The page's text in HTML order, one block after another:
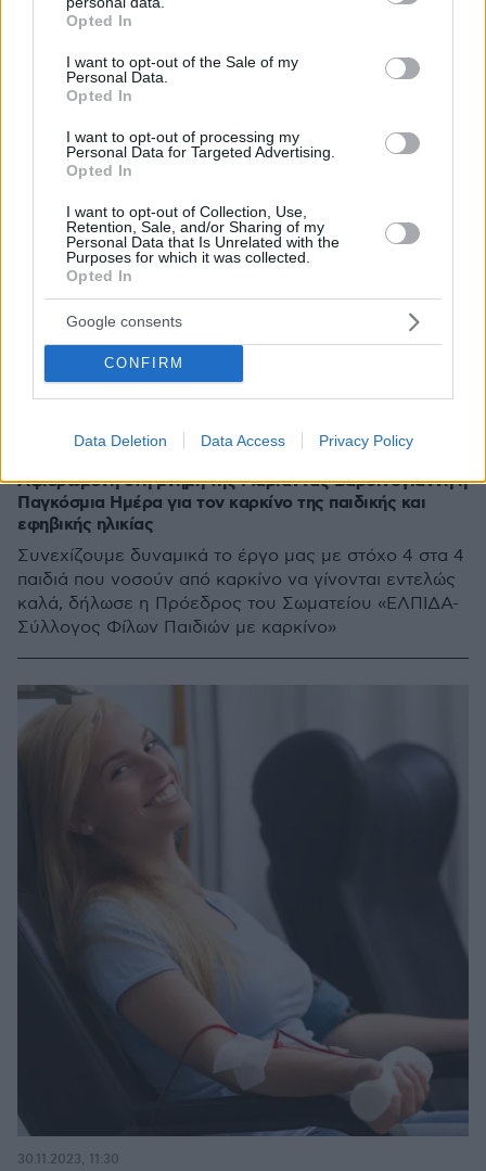
grant or deny consent to Google and its third-party tags to
use your data for below specified purposes in below Google
consent section.
Opted In
I want to opt-out of the Sale of my
Personal Data.
Opted In
I want to opt-out of processing my
Personal Data for Targeted Advertising.
Opted In
I want to opt-out of Collection, Use,
Retention, Sale, and/or Sharing of my
Personal Data that Is Unrelated with the
Purposes for which it was collected.
Opted In
Google consents
CONFIRM
Data Deletion Data Access Privacy Policy
των οστών
Αφιερωμένη στη μνήμη της Μαριάννας Βαρδινογιάννη η
Παγκόσμια Ημέρα για τον καρκίνο της παιδικής και
εφηβικής ηλικίας
Συνεχίζουμε δυναμικά το έργο μας με στόχο 4 στα 4
παιδιά που νοσούν από καρκίνο να γίνονται εντελώς
καλά, δήλωσε η Πρόεδρος του Σωματείου «ΕΛΠΙΔΑ-
Σύλλογος Φίλων Παιδιών με καρκίνο»
30.11.2023, 11:30